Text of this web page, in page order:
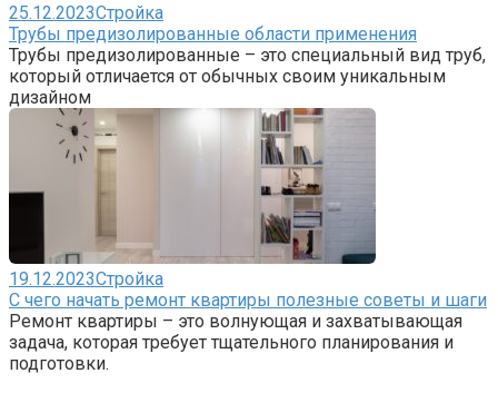
25.12.2023Стройка
Трубы предизолированные области применения
Трубы предизолированные – это специальный вид труб,
который отличается от обычных своим уникальным
дизайном
19.12.2023Стройка
С чего начать ремонт квартиры полезные советы и шаги
Ремонт квартиры – это волнующая и захватывающая
задача, которая требует тщательного планирования и
подготовки.